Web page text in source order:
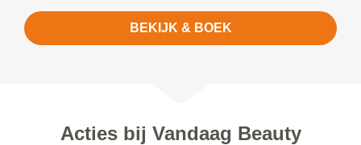
BEKIJK & BOEK
Acties bij Vandaag Beauty